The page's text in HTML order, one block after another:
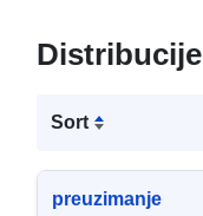
Distribucije
Sort
preuzimanje